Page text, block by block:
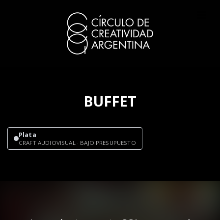
BUFFET
Plata
CRAFT AUDIOVISUAL · BAJO PRESUPUESTO